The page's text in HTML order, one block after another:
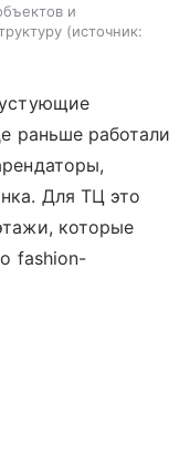
и
источник:
раньше работали
Для ТЦ это
которые
fashion-